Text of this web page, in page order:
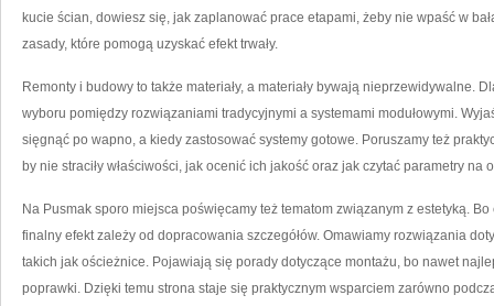
kucie ścian, dowiesz się, jak zaplanować prace etapami, żeby nie wpaść w
zasady, które pomogą uzyskać efekt trwały.
Remonty i budowy to także materiały, a materiały bywają nieprzewidywalne.
wyboru pomiędzy rozwiązaniami tradycyjnymi a systemami modułowymi.
sięgnąć po wapno, a kiedy zastosować systemy gotowe. Poruszamy też
by nie straciły właściwości, jak ocenić ich jakość oraz jak czytać parametry
Na Pusmak sporo miejsca poświęcamy też tematom związanym z estetyką.
finalny efekt zależy od dopracowania szczegółów. Omawiamy rozwiązania
takich jak ościeżnice. Pojawiają się porady dotyczące montażu, bo nawet
poprawki. Dzięki temu strona staje się praktycznym wsparciem zarówno